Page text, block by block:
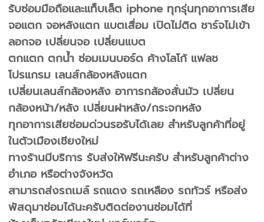
รับซ่อมมือถือและแท็บเล็ต iphone ทุกรุ่นทุกอาการเสีย
จอแตก จอหลังแตก แบตเสื่อม เปิดไม่ติด ชาร์จไม่เข้า
ลอกจอ เปลี่ยนจอ เปลี่ยนแบต
ตกแตก ตกน้ำ ซ่อมเมนบอร์ด ค้างโลโก้ แฟลช
โปรแกรม เลนส์กล้องหลังแตก
เปลี่ยนเลนส์กล้องหลัง อาการกล้องสั่นมัว เปลี่ยน
กล้องหน้า/หลัง เปลี่ยนฝาหลัง/กระจกหลัง
ทุกอาการเสียซ่อมด่วนรอรับได้เลย สำหรับลูกค้าที่อยู่
ในตัวเมืองเชียงใหม่
ทางร้านมีบริการ รับส่งให้ฟรีนะครับ สำหรับลูกค้าต่าง
อำเภอ หรือต่างจังหวัด
สามารถส่งรถเมล์ รถแดง รถเหลือง รถทัวร์ หรือส่ง
พัสดุมาซ่อมได้นะครับติดต่องานซ่อมได้ที่